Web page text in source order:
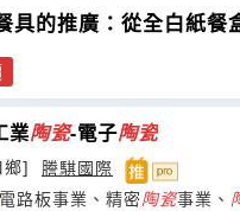
具的推廣：從全白紙餐
業陶瓷-電子陶瓷
鄉]
謄騏國際
電路板事業、精密陶瓷事業、